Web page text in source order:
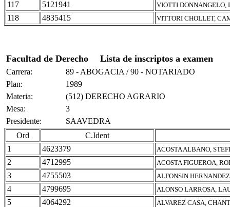
117 5121941 VIOTTI DONNANGELO,
118 4835415 VITTORI CHOLLET,
Facultad de Derecho Lista de inscriptos a examen
Carrera:
89 - ABOGACIA / 90 - NOTARIADO
Plan:
1989
Materia:
(512) DERECHO AGRARIO
Mesa:
3
Presidente:
SAAVEDRA
Ord
C.Ident
1
4623379 ACOSTA ALBANO,
2 4712995 ACOSTA FIGUEROA,
3 4755503 ALFONSIN
4 4799695 ALONSO LARROSA,
5 4064292 ALVAREZ CASA,